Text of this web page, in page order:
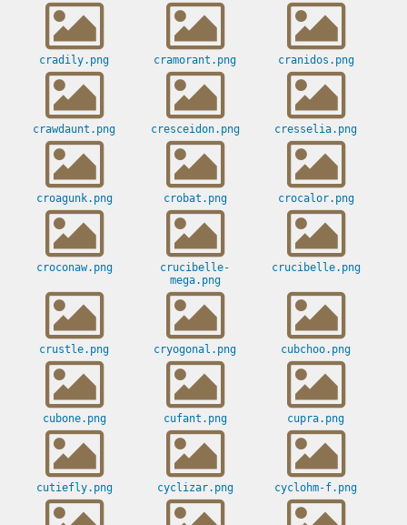
cradily.png cramorant.png cranidos.png
crawdaunt.png cresceidon.png cresselia.png
croagunk.png crobat.png crocalor.png
croconaw.png
crucibelle-
mega.png
crucibelle.png
crustle.png cryogonal.png cubchoo.png
cubone.png cufant.png cupra.png
cutiefly.png cyclizar.png cyclohm-f.png